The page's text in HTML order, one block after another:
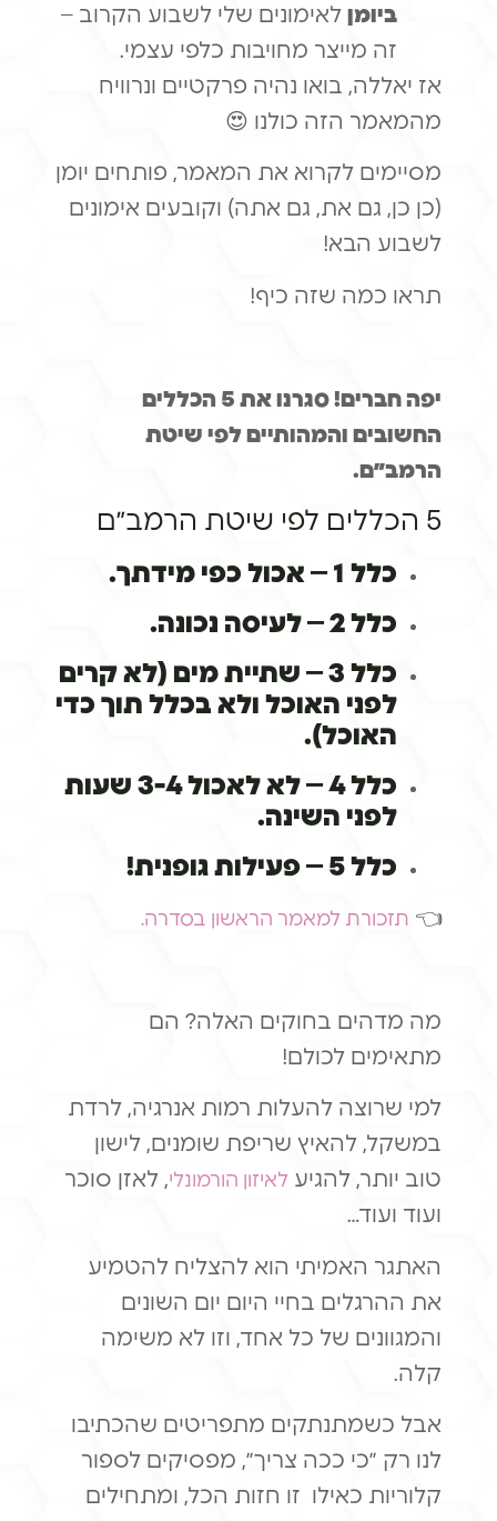
ביומןלאימונים שלי לשבוע הקרוב –
זה מייצר מחויבות כלפי עצמי.
אז יאללה, בואו נהיה פרקטיים ונרוויח
מהמאמר הזה כולנו 😍
מסיימים לקרוא את המאמר, פותחים יומן
(כן כן, גם את, גם אתה) וקובעים אימונים
לשבוע הבא!
תראו כמה שזה כיף!
יפה חברים! סגרנו את 5 הכללים
החשובים והמהותיים לפי שיטת
הרמב״ם.
כלל 1 – אכול כפי מידתך.
כלל 2 – לעיסה נכונה.
כלל 3 – שתיית מים (לא קרים
לפני האוכל ולא בכלל תוך כדי
האוכל).
כלל 4 – לא לאכול 3-4 שעות
לפני השינה.
כלל 5 – פעילות גופנית!
תזכורת למאמר הראשון בסדרה.
מה מדהים בחוקים האלה? הם
מתאימים לכולם!
למי שרוצה להעלות רמות אנרגיה, לרדת
במשקל, להאיץ שריפת שומנים, לישון
טוב יותר, להגיעלאיזון הורמונלי, לאזן סוכר
ועוד ועוד…
האתגר האמיתי הוא להצליח להטמיע
את ההרגלים בחיי היום יום השונים
והמגוונים של כל אחד, וזו לא משימה
קלה.
אבל כשמתנתקים מתפריטים שהכתיבו
לנו רק ״כי ככה צריך״, מפסיקים לספור
קלוריות כאילו זו חזות הכל, ומתחילים